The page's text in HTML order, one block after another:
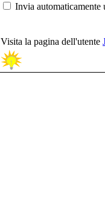
Invia automaticamente
Visita la pagina dell'utente